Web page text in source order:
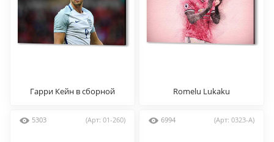
Гарри Кейн в сборной
Romelu Lukaku
5303 (Арт: 01-260) 6994 (Арт: 0323-A)